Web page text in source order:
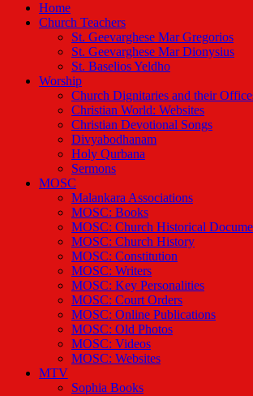
Home
Church Teachers
St. Geevarghese Mar Gregorios
St. Geevarghese Mar Dionysius
St. Baselios Yeldho
Worship
Church Dignitaries and their
Christian World: Websites
Christian Devotional Songs
Divyabodhanam
Holy Qurbana
Sermons
MOSC
Malankara Associations
MOSC: Books
MOSC: Church Historical
MOSC: Church History
MOSC: Constitution
MOSC: Writers
MOSC: Key Personalities
MOSC: Court Orders
MOSC: Online Publications
MOSC: Old Photos
MOSC: Videos
MOSC: Websites
MTV
Sophia Books